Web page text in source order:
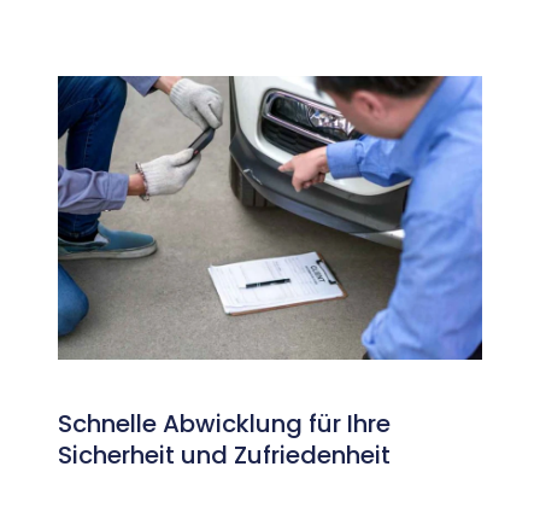
Schnelle Abwicklung für Ihre
Sicherheit und Zufriedenheit